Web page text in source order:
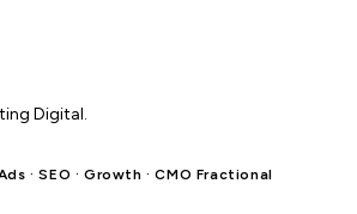
Digital.
· SEO · Growth · CMO Fractional